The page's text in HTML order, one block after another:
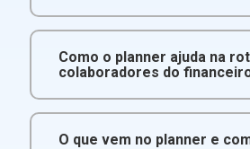
Como o planner ajuda na
colaboradores do
O que vem no planner e